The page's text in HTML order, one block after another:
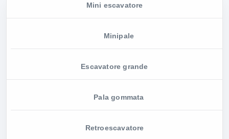
Mini escavatore
Minipale
Escavatore grande
Pala gommata
Retroescavatore